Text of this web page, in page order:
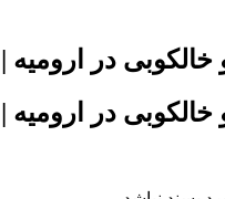
خالکوبی در
خالکوبی در